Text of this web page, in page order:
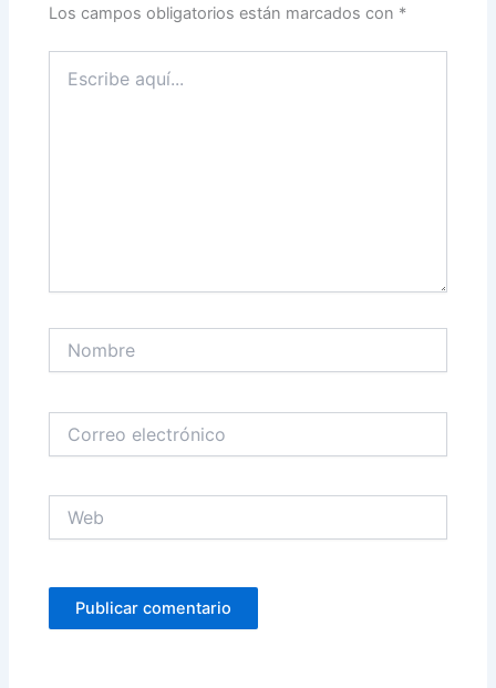
Los campos obligatorios están marcados con *
aquí...
electrónico